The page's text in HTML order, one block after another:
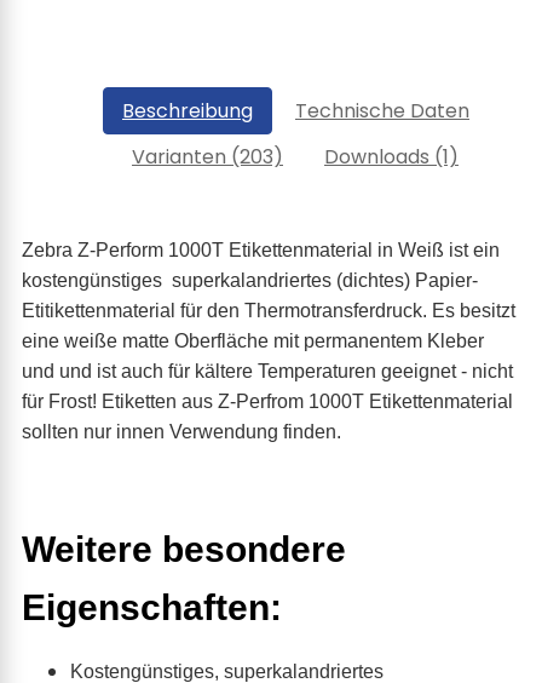
Beschreibung
Technische Daten
Varianten (203)
Downloads (1)
Zebra Z-Perform 1000T Etikettenmaterial in Weiß ist ein
kostengünstiges superkalandriertes (dichtes) Papier-
Etitikettenmaterial für den Thermotransferdruck. Es besitzt
eine weiße matte Oberfläche mit permanentem Kleber
und und ist auch für kältere Temperaturen geeignet - nicht
für Frost! Etiketten aus Z-Perfrom 1000T Etikettenmaterial
sollten nur innen Verwendung finden.
Weitere besondere
Eigenschaften:
Kostengünstiges, superkalandriertes